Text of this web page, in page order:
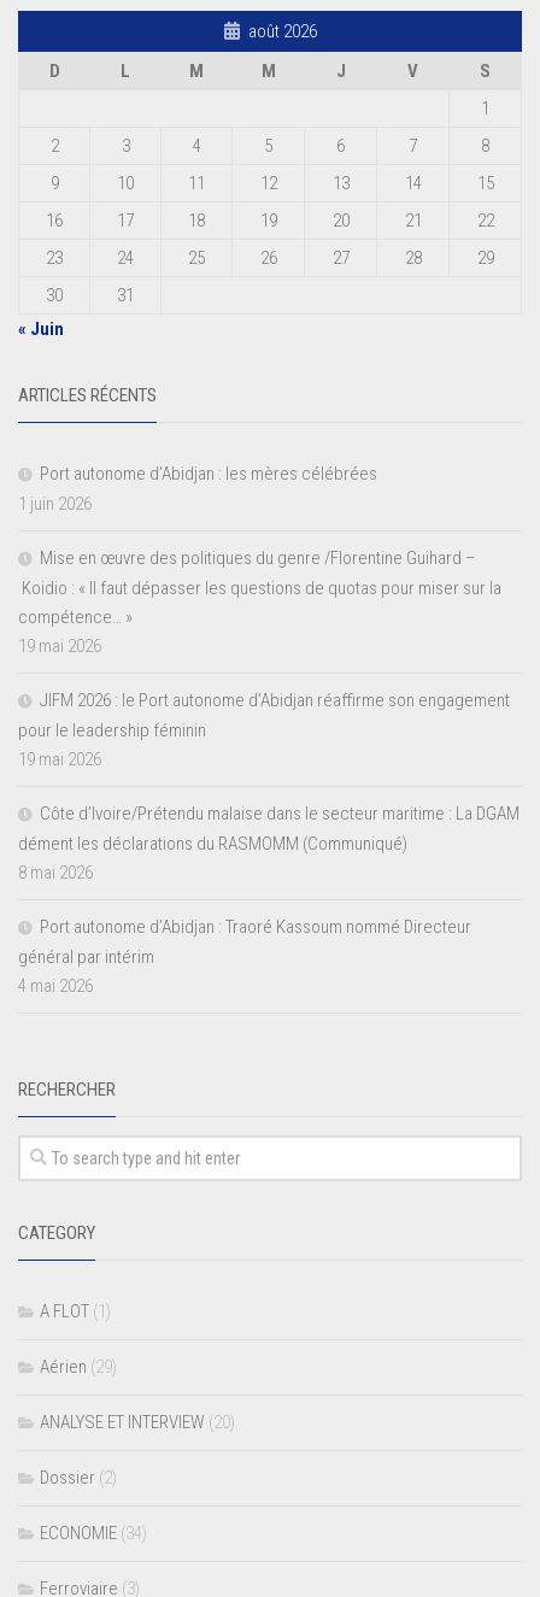
août 2026
D
L M M J V
S
1
2
3 4 5 6 7
8
9
10 11 12 13 14
15
16
17 18 19 20 21
22
23
24 25 26 27 28
29
30
31
« Juin
ARTICLES RÉCENTS
Port autonome d’Abidjan : les mères célébrées
1 juin 2026
Mise en œuvre des politiques du genre /Florentine Guihard –
Koidio : « Il faut dépasser les questions de quotas pour miser sur la
compétence… »
19 mai 2026
JIFM 2026 : le Port autonome d’Abidjan réaffirme son engagement
pour le leadership féminin
19 mai 2026
Côte d’Ivoire/Prétendu malaise dans le secteur maritime : La DGAM
dément les déclarations du RASMOMM (Communiqué)
8 mai 2026
Port autonome d’Abidjan : Traoré Kassoum nommé Directeur
général par intérim
4 mai 2026
RECHERCHER
CATEGORY
A FLOT (1)
Aérien (29)
ANALYSE ET INTERVIEW (20)
Dossier (2)
ECONOMIE (34)
Ferroviaire (3)